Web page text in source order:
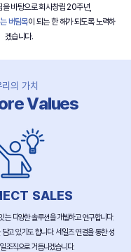
바탕으로 회사창립 20주년,
버팀목이 되는 한 해가 되도록 노력하
겠습니다.
리의 가치
Values
SALES
다양한 솔루션을 개발하고 연구합니다.
고 있기도 합니다. 세일즈 연결을 통한 성
조직으로 거듭나겠습니다.